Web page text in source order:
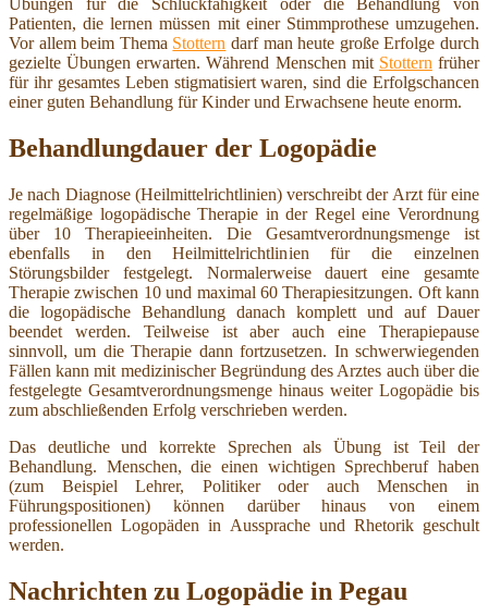
Übungen für die Schluckfähigkeit oder die Behandlung von
Patienten, die lernen müssen mit einer Stimmprothese umzugehen.
Vor allem beim Thema Stottern darf man heute große Erfolge durch
gezielte Übungen erwarten. Während Menschen mit Stottern früher
für ihr gesamtes Leben stigmatisiert waren, sind die Erfolgschancen
einer guten Behandlung für Kinder und Erwachsene heute enorm.
Behandlungdauer der Logopädie
Je nach Diagnose (Heilmittelrichtlinien) verschreibt der Arzt für eine
regelmäßige logopädische Therapie in der Regel eine Verordnung
über 10 Therapieeinheiten. Die Gesamtverordnungsmenge ist
ebenfalls in den Heilmittelrichtlinien für die einzelnen
Störungsbilder festgelegt. Normalerweise dauert eine gesamte
Therapie zwischen 10 und maximal 60 Therapiesitzungen. Oft kann
die logopädische Behandlung danach komplett und auf Dauer
beendet werden. Teilweise ist aber auch eine Therapiepause
sinnvoll, um die Therapie dann fortzusetzen. In schwerwiegenden
Fällen kann mit medizinischer Begründung des Arztes auch über die
festgelegte Gesamtverordnungsmenge hinaus weiter Logopädie bis
zum abschließenden Erfolg verschrieben werden.
Das deutliche und korrekte Sprechen als Übung ist Teil der
Behandlung. Menschen, die einen wichtigen Sprechberuf haben
(zum Beispiel Lehrer, Politiker oder auch Menschen in
Führungspositionen) können darüber hinaus von einem
professionellen Logopäden in Aussprache und Rhetorik geschult
werden.
Nachrichten zu Logopädie in Pegau